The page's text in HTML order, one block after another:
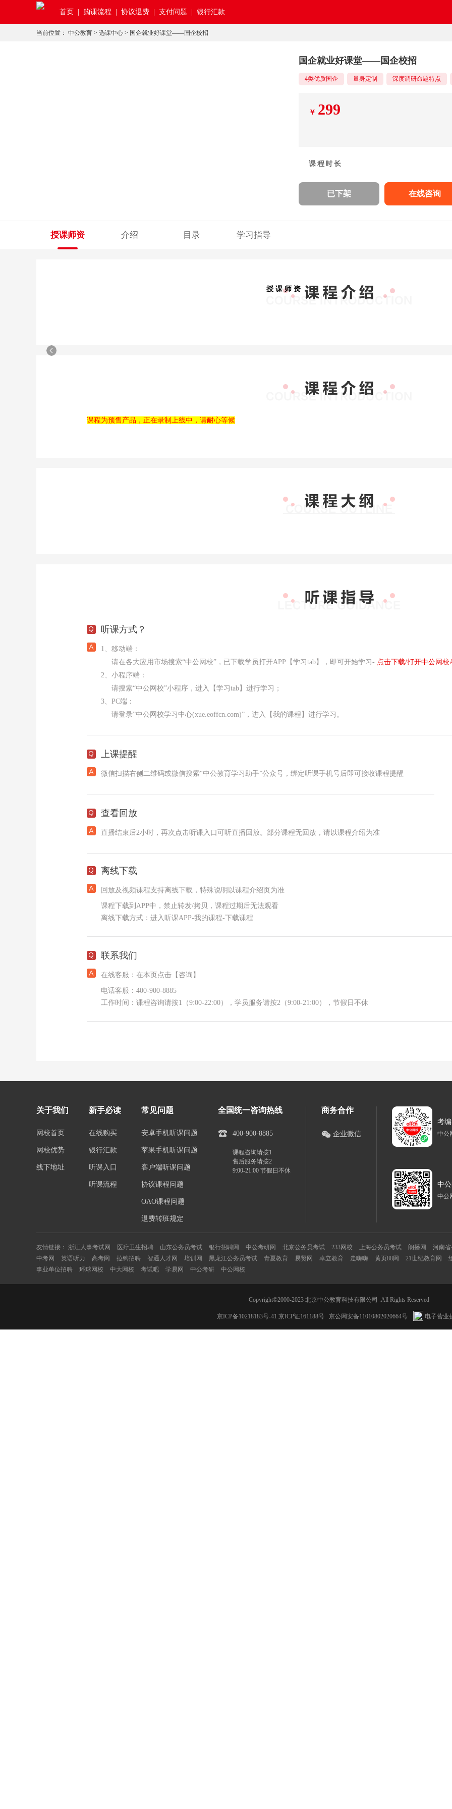
首页 购课流程 | 协议退费 | 支付问题 | 银行汇款
当前位置： 中公教育 > 选课中心 > 国企就业好课堂——国企校招
国企就业好课堂——国企校招
4类优质国企 量身定制 深度调研命题特点
￥ 299
课程时长
已下架 在线咨询
授课师资 介绍 目录 学习指导
授 课 师 资
课程为预售产品，正在录制上线中，请耐心等候
听课方式？
1、移动端：
请在各大应用市场搜索“中公网校”，已下载学员打开APP【学习tab】，即可开始学习- 点击下载/打开中公网校
2、小程序端：
请搜索“中公网校”小程序，进入【学习tab】进行学习；
3、PC端：
请登录”中公网校学习中心(xue.eoffcn.com)”，进入【我的课程】进行学习。
上课提醒
微信扫描右侧二维码或微信搜索“中公教育学习助手”公众号，绑定听课手机号后即可接收课程提醒
查看回放
直播结束后2小时，再次点击听课入口可听直播回放。部分课程无回放，请以课程介绍为准
离线下载
回放及视频课程支持离线下载，特殊说明以课程介绍页为准
课程下载到APP中，禁止转发/拷贝，课程过期后无法观看
离线下载方式：进入听课APP-我的课程-下载课程
联系我们
在线客服：在本页点击【咨询】
电话客服：400-900-8885
工作时间：课程咨询请按1（9:00-22:00），学员服务请按2（9:00-21:00），节假日不休
关于我们
网校首页
网校优势
线下地址
新手必读
在线购买
银行汇款
听课入口
听课流程
常见问题
安卓手机听课问题
苹果手机听课问题
客户端听课问题
协议课程问题
OAO课程问题
退费转班规定
全国统一咨询热线
400-900-8885
课程咨询请按1
售后服务请按2
9:00-21:00 节假日不休
商务合作
企业微信
考
中公
中
中公
友情链接： 浙江人事考试网 医疗卫生招聘 山东公务员考试 银行招聘网 中公考研网 北京公务员考试 233网校 上海公务员考试 朗播网
河南
中考网
英语听力 高考网 拉钩招聘 智通人才网 培训网 黑龙江公务员考试 青夏教育 易贤网 卓立教育 走嗨嗨 黄页88网 21世纪教育网
事业单位招聘
环球网校 中大网校 考试吧 学易网 中公考研 中公网校
Copyright©2000-2023 北京中公教育科技有限公司 .All Rights Reserved
京ICP备10218183号-41 京ICP证161188号 京公网安备11010802020664号 电子营业